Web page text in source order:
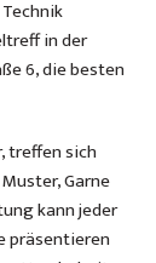
in der
6, die besten
treffen sich
Garne
kann jeder
präsentieren